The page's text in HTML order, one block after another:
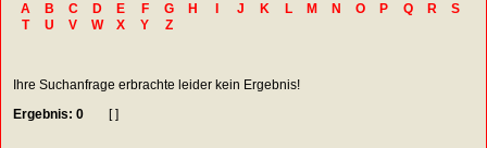
A B C D E F G H J K L M N O P Q R
S
T
U V W X Y Z
Ihre Suchanfrage erbrachte leider kein Ergebnis!
Ergebnis: 0
[ ]